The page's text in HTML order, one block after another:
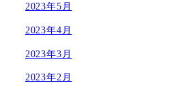
2023年5月
2023年4月
2023年3月
2023年2月